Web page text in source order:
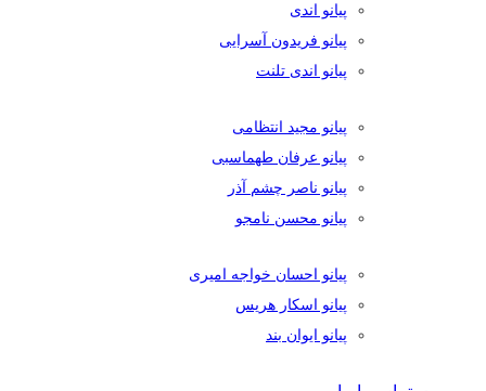
پیانو اندی
پیانو فریدون آسرایی
پیانو اندی تلنت
پیانو مجید انتظامی
پیانو عرفان طهماسبی
پیانو ناصر چشم آذر
پیانو محسن نامجو
پیانو احسان خواجه امیری
پیانو اسکار هریس
پیانو ایوان بند